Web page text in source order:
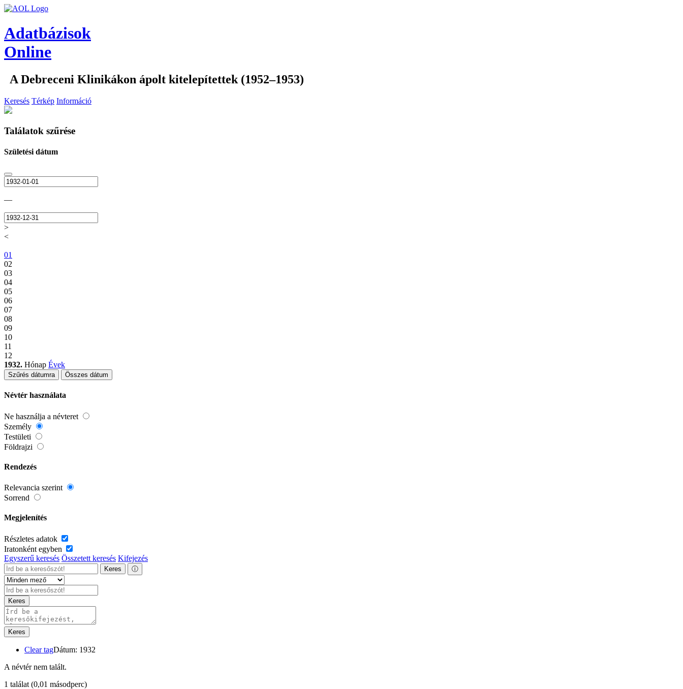
Adatbázisok
Online
A Debreceni Klinikákon ápolt kitelepítettek (1952–1953)
Keresés Térkép Információ
Találatok szűrése
Születési dátum
—
>
<
01
02
03
04
05
06
07
08
09
10
11
12
1932. Hónap Évek
Szűrés dátumra Összes dátum
Névtér használata
Ne használja a névteret
Személy
Testületi
Földrajzi
Rendezés
Relevancia szerint
Sorrend
Megjelenítés
Részletes adatok
Iratonként egyben
Egyszerű keresés Összetett keresés Kifejezés
Keres ⓘ
Keres
Keres
Clear tagDátum: 1932
A névtér nem talált.
1 találat (0,01 másodperc)